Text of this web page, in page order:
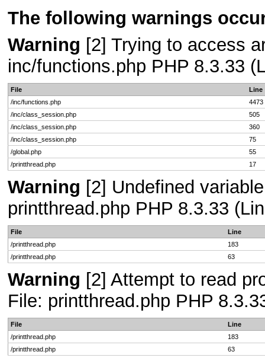
The following warnings
Warning [2] Trying to access
inc/functions.php PHP 8.3.33
File
Line
/inc/functions.php
4473
/inc/class_session.php
505
/inc/class_session.php
360
/inc/class_session.php
75
/global.php
55
/printthread.php
17
Warning [2] Undefined
printthread.php PHP 8.3.33
File
Line
/printthread.php
183
/printthread.php
63
Warning [2] Attempt to read
File: printthread.php PHP
File
Line
/printthread.php
183
/printthread.php
63